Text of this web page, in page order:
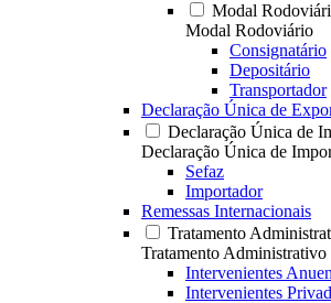
Modal
Modal Rodoviário
Consignatário
Depositário
Transportador
Declaração Única de
Declaração Única de
Declaração Única de
Sefaz
Importador
Remessas Internacionais
Tratamento
Tratamento
Intervenientes
Intervenientes